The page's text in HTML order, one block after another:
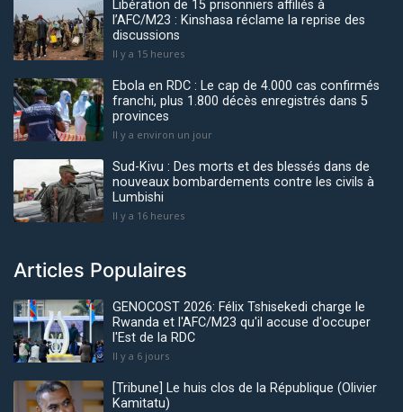
Libération de 15 prisonniers affiliés à
l’AFC/M23 : Kinshasa réclame la reprise des
discussions
Il y a 15 heures
Ebola en RDC : Le cap de 4.000 cas confirmés
franchi, plus 1.800 décès enregistrés dans 5
provinces
Il y a environ un jour
Sud-Kivu : Des morts et des blessés dans de
nouveaux bombardements contre les civils à
Lumbishi
Il y a 16 heures
Articles Populaires
GENOCOST 2026: Félix Tshisekedi charge le
Rwanda et l'AFC/M23 qu'il accuse d'occuper
l'Est de la RDC
Il y a 6 jours
[Tribune] Le huis clos de la République (Olivier
Kamitatu)